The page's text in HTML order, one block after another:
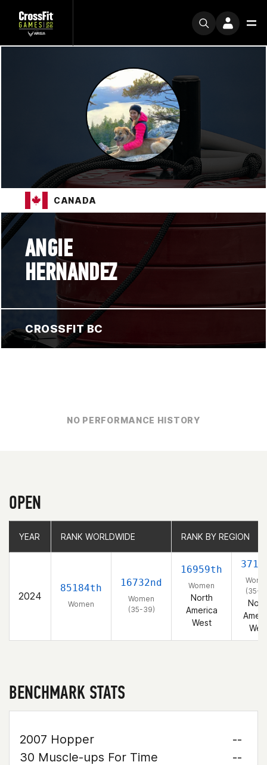
CANADA
ANGIE
HERNANDEZ
CROSSFIT BC
NO PERFORMANCE HISTORY
OPEN
YEAR RANK WORLDWIDE RANK BY REGION
2024
85184th
Women
16732nd
Women
(35-39)
16959th
Women
North
America
West
(35-
YEAR RANK WORLDWIDE RANK BY REGION
BENCHMARK STATS
2007 Hopper
--
30 Muscle-ups For Time
--